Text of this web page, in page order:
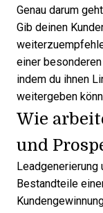
Genau darum
Gib deinen
einer
indem du ihnen
weitergeben
Wie
und
Bestandteile